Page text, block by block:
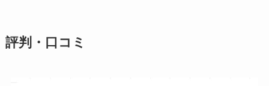
評判・口コミ